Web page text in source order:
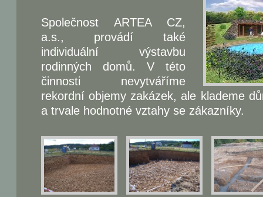
Společnost ARTEA CZ,
a.s., provádí také
individuální výstavbu
rodinných domů. V této
činnosti nevytváříme
rekordní objemy zakázek, ale klademe
a trvale hodnotné vztahy se zákazníky.